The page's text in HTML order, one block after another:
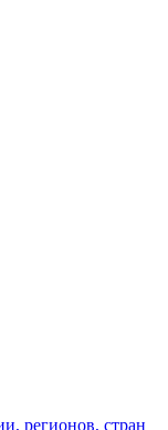
регионов, стран